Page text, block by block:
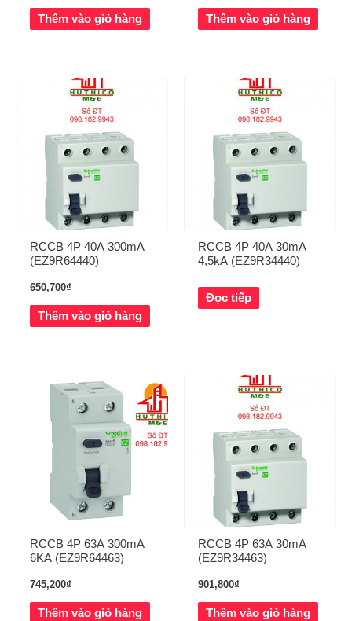
Thêm vào giỏ hàng Thêm vào giỏ hàng
RCCB 4P 40A 300mA
(EZ9R64440)
650,700₫
Thêm vào giỏ hàng
RCCB 4P 40A 30mA
4,5kA (EZ9R34440)
Đọc tiếp
RCCB 4P 63A 300mA
6KA (EZ9R64463)
745,200₫
Thêm vào giỏ hàng
RCCB 4P 63A 30mA
(EZ9R34463)
901,800₫
Thêm vào giỏ hàng